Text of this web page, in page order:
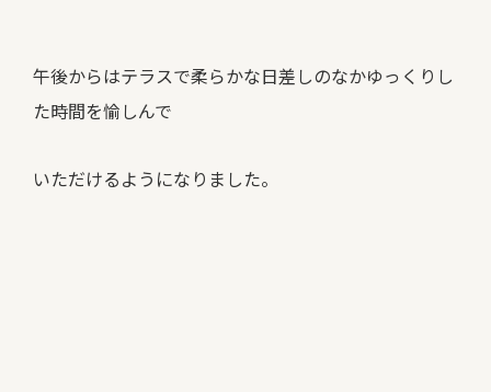
午後からはテラスで柔らかな日差しのなかゆっくりし
た時間を愉しんで
いただけるようになりました。